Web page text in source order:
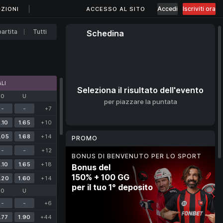
ACCESSO AL SITO Accedi Iscriviti ora
Tutti
O U
- -
+7
1.65
+10
1.68
+14
- -
+12
1.65
+18
1.60 +14
O U
- -
+6
1.90
+44
Schedina
Seleziona il risultato dell'evento
per piazzare la puntata
PROMO
BONUS DI BENVENUTO PER LO SPORT
Bonus del
150% + 100 GG
per il tuo 1° deposito
MERCATO BONUS
Punta sugli sport
per puntate gratuite
fino a 100 €
CASHBACK IN CRIPTOVALUTA
10% di cashback
per ogni deposito
in criptovaluta
PROGRAMMA FEDELTÀ
Cashback
fino al 20%
ogni settimana